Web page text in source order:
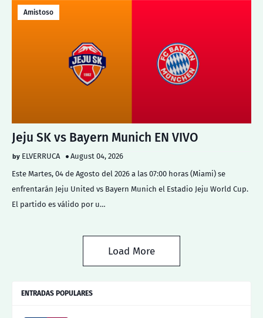
Amistoso
Jeju SK vs Bayern Munich EN VIVO
ELVERRUCA
August 04, 2026
Este Martes, 04 de Agosto del 2026 a las 07:00 horas (Miami) se
enfrentarán Jeju United vs Bayern Munich el Estadio Jeju World Cup.
El partido es válido por u…
Load More
ENTRADAS POPULARES